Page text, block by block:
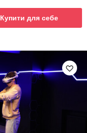
Купити для себе